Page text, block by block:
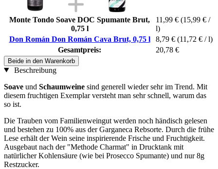
Monte Tondo Soave DOC Spumante Brut,
0,75 l
11,99 € (15,99 € /
l)
Don Román Don Román Cava Brut, 0,75 l
8,79 € (11,72 € / l)
Gesamtpreis:
20,78 €
Beide in den Warenkorb
Beschreibung
Soave und Schaumweine sind generell wieder sehr im Trend. Mit
diesem fruchtigen Exemplar versteht man sehr schnell, warum das
so ist.
Die Trauben vom Familienweingut werden noch händisch gelesen
und bestehen zu 100% aus der Garganeca Rebsorte. Durch die frühe
Lese erhält der Wein seine inspirierende Frische und Fruchtigkeit.
Ausgebaut nach der "Methode Charmat" in Drucktank mit
natürlicher Kohlensäure (wie bei Prosecco Spumante) und nur 8g
Restzucker.